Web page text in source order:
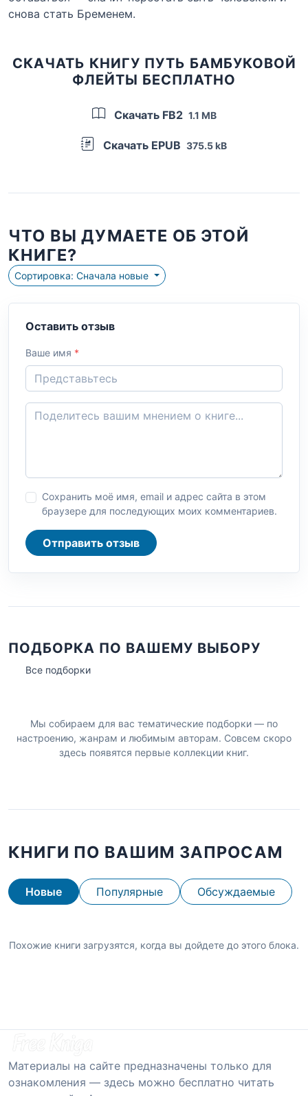
снова стать Бременем.
СКАЧАТЬ КНИГУ ПУТЬ БАМБУКОВОЙ
ФЛЕЙТЫ БЕСПЛАТНО
Скачать FB2 1.1 MB
Скачать EPUB 375.5 kB
ЧТО ВЫ ДУМАЕТЕ ОБ ЭТОЙ
КНИГЕ?
Сортировка: Сначала новые
Оставить отзыв
Ваше имя *
Сохранить моё имя, email и адрес сайта в этом
браузере для последующих моих комментариев.
Отправить отзыв
ПОДБОРКА ПО ВАШЕМУ ВЫБОРУ
Все подборки
Мы собираем для вас тематические подборки — по
настроению, жанрам и любимым авторам. Совсем скоро
здесь появятся первые коллекции книг.
КНИГИ ПО ВАШИМ ЗАПРОСАМ
Новые Популярные Обсуждаемые
Похожие книги загрузятся, когда вы дойдете до этого блока.
Материалы на сайте предназначены только для
ознакомления — здесь можно бесплатно читать